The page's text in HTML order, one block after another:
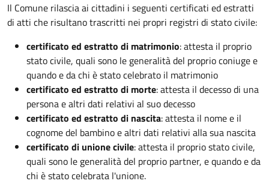
Il Comune rilascia ai cittadini i seguenti certificati ed estratti
di atti che risultano trascritti nei propri registri di stato civile:
certificato ed estratto di matrimonio: attesta il proprio
stato civile, quali sono le generalità del proprio coniuge e
quando e da chi è stato celebrato il matrimonio
certificato ed estratto di morte: attesta il decesso di una
persona e altri dati relativi al suo decesso
certificato ed estratto di nascita: attesta il nome e il
cognome del bambino e altri dati relativi alla sua nascita
certificato di unione civile: attesta il proprio stato civile,
quali sono le generalità del proprio partner, e quando e da
chi è stato celebrata l'unione.